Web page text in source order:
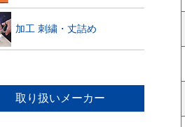
加工 刺繍・丈詰め
取り扱いメーカー